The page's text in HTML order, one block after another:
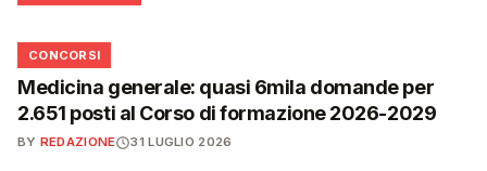
📋
CONCORSI
Medicina generale: quasi 6mila domande per
2.651 posti al Corso di formazione 2026-2029
BY REDAZIONE 31 LUGLIO 2026